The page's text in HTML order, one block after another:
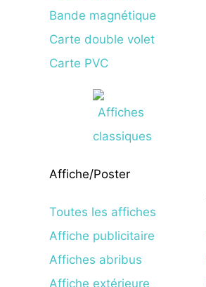
Bande magnétique
Carte double volet
Carte PVC
Affiche/Poster
Toutes les affiches
Affiche publicitaire
Affiches abribus
Affiche extérieure